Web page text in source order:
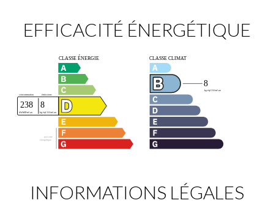
EFFICACITÉ ÉNERGÉTIQUE
INFORMATIONS LÉGALES